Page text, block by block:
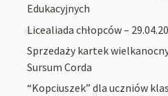
Edukacyjnych
Licealiada chłopców –
Sprzedaży kartek
Sursum Corda
“Kopciuszek” dla uczniów